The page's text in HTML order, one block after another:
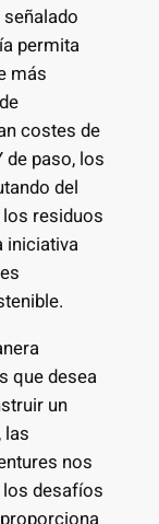
permita
más
costes de
paso, los
del
residuos
iniciativa
que desea
un
nos
desafíos